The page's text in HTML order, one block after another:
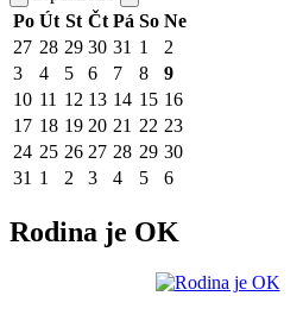
Po Út St Čt Pá So Ne
27 28 29 30 31 1
2
3
4 5 6 7 8
9
10 11 12 13 14 15 16
17 18 19 20 21 22 23
24 25 26 27 28 29 30
31 1 2 3 4 5 6
Rodina je OK